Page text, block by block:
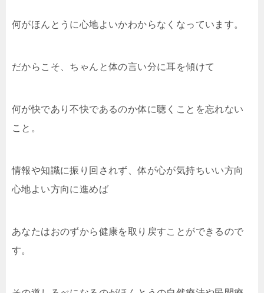
何がほんとうに心地よいかわからなくなっています。
だからこそ、ちゃんと体の言い分に耳を傾けて
何が快であり不快であるのか体に聴くことを忘れない
こと。
情報や知識に振り回されず、体が心が気持ちいい方向
心地よい方向に進めば
あなたはおのずから健康を取り戻すことができるので
す。